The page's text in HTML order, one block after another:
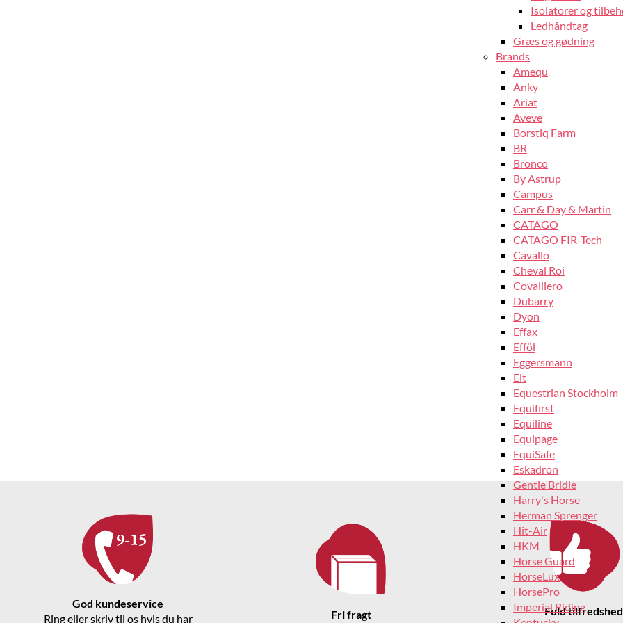
Isolatorer og
Ledhåndtag
Græs og gødning
Brands
Amequ
Anky
Ariat
Aveve
Borstiq Farm
BR
Bronco
By Astrup
Campus
Carr & Day & Martin
CATAGO
CATAGO FIR-Tech
Cavallo
Cheval Roi
Covalliero
Dubarry
Dyon
Effax
Efföl
Eggersmann
Elt
Equestrian Stockholm
Equifirst
Equiline
Equipage
EquiSafe
Eskadron
Gentle Bridle
Harry's Horse
Herman Sprenger
Hit-Air
HKM
Horse Guard
HorseLux
HorsePro
Imperial Riding
God kundeservice
Ring eller skriv til os hvis du har
Fri fragt
Fuld tilfredshed